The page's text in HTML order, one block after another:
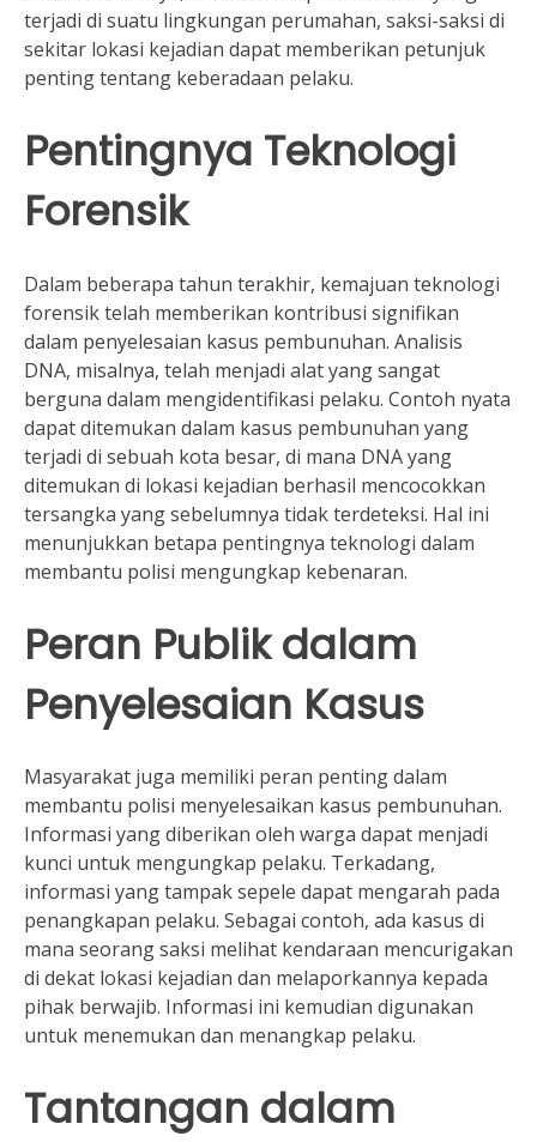
terjadi di suatu lingkungan perumahan, saksi-saksi di
sekitar lokasi kejadian dapat memberikan petunjuk
penting tentang keberadaan pelaku.
Pentingnya Teknologi
Forensik
Dalam beberapa tahun terakhir, kemajuan teknologi
forensik telah memberikan kontribusi signifikan
dalam penyelesaian kasus pembunuhan. Analisis
DNA, misalnya, telah menjadi alat yang sangat
berguna dalam mengidentifikasi pelaku. Contoh nyata
dapat ditemukan dalam kasus pembunuhan yang
terjadi di sebuah kota besar, di mana DNA yang
ditemukan di lokasi kejadian berhasil mencocokkan
tersangka yang sebelumnya tidak terdeteksi. Hal ini
menunjukkan betapa pentingnya teknologi dalam
membantu polisi mengungkap kebenaran.
Peran Publik dalam
Penyelesaian Kasus
Masyarakat juga memiliki peran penting dalam
membantu polisi menyelesaikan kasus pembunuhan.
Informasi yang diberikan oleh warga dapat menjadi
kunci untuk mengungkap pelaku. Terkadang,
informasi yang tampak sepele dapat mengarah pada
penangkapan pelaku. Sebagai contoh, ada kasus di
mana seorang saksi melihat kendaraan mencurigakan
di dekat lokasi kejadian dan melaporkannya kepada
pihak berwajib. Informasi ini kemudian digunakan
untuk menemukan dan menangkap pelaku.
Tantangan dalam